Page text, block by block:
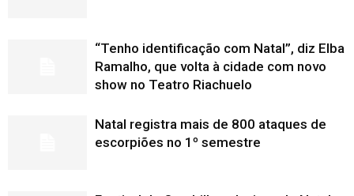
“Tenho identificação com Natal”, diz Elba
Ramalho, que volta à cidade com novo
show no Teatro Riachuelo
Natal registra mais de 800 ataques de
escorpiões no 1º semestre